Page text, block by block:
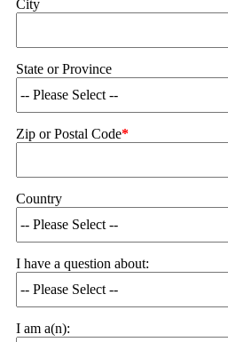
City
State or Province
Zip or Postal Code*
Country
I have a question about:
I am a(n):